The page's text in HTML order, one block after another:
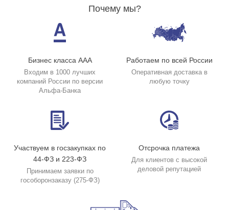
Почему мы?
Бизнес класса ААА
Входим в 1000 лучших
компаний России по версии
Альфа-Банка
Работаем по всей России
Оперативная доставка в
любую точку
Участвуем в госзакупках по
44-ФЗ и 223-ФЗ
Принимаем заявки по
гособоронзаказу (275-ФЗ)
Отсрочка платежа
Для клиентов с высокой
деловой репутацией